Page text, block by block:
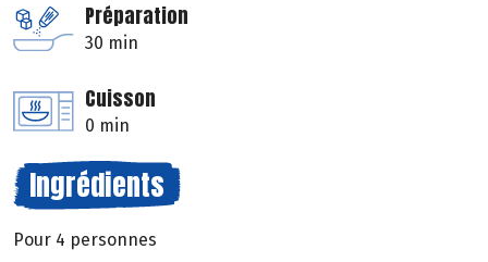
Préparation
30 min
Cuisson
0 min
Ingrédients
Pour 4 personnes